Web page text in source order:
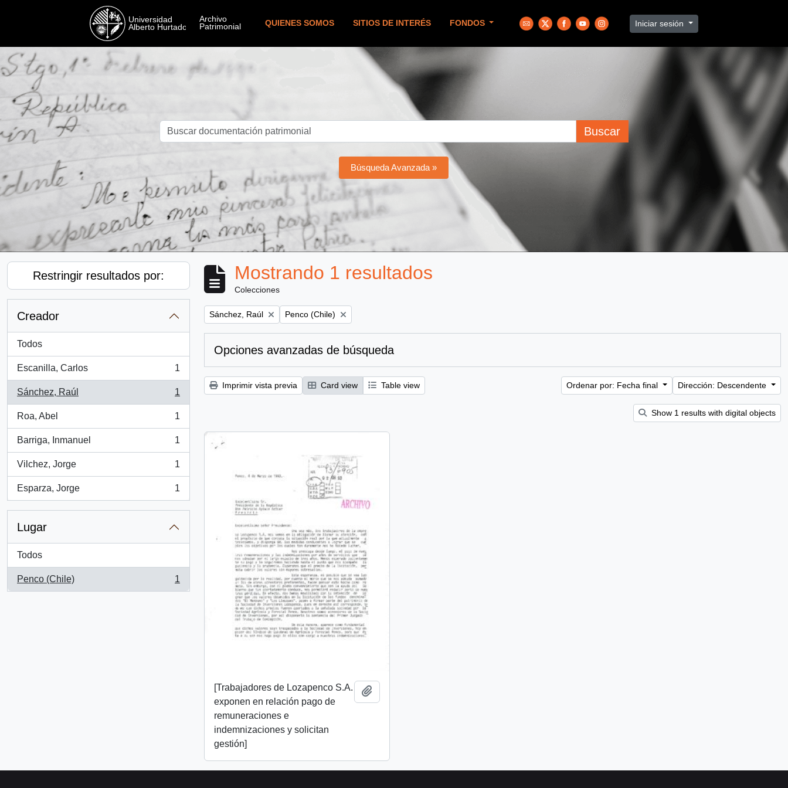
QUIENES SOMOS SITIOS DE INTERÉS FONDOS Iniciar sesión
Buscar
Búsqueda Avanzada »
Restringir resultados por:
Creador
Todos
Escanilla, Carlos
, 1 resultados
1
Sánchez, Raúl
, 1 resultados
1
Roa, Abel
, 1 resultados
1
Barriga, Inmanuel
, 1 resultados
1
Vilchez, Jorge
, 1 resultados
1
Esparza, Jorge
, 1 resultados
1
Lugar
Todos
Penco (Chile)
, 1 resultados
1
Mostrando 1 resultados
Colecciones
Remove filter:
Sánchez, Raúl Remove filter:
Penco (Chile)
Opciones avanzadas de búsqueda
Imprimir vista previa Card view Table view Ordenar por: Fecha final Dirección: Descendente
Show 1 results with digital objects
[Trabajadores de Lozapenco S.A.
exponen en relación pago de
remuneraciones e
indemnizaciones y solicitan
gestión]